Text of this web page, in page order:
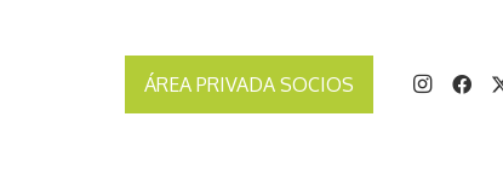
ÁREA PRIVADA SOCIOS